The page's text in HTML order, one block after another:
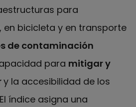
para
en bicicleta y en transporte
de contaminación
para mitigar y
y la accesibilidad de los
índice asigna una